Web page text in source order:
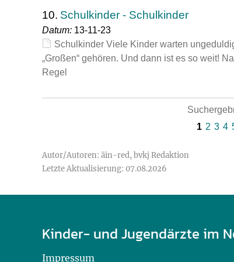
10. Schulkinder - Schulkinder
Datum: 13-11-23
Schulkinder Viele Kinder warten
„Großen“ gehören. Und dann ist es so weit!
Regel
1 2 3 4
Autor/Autoren: äin-red, bvkj Redaktion
Letzte Aktualisierung: 07.08.2026
Kinder- und Jugendärzte im
Impressum